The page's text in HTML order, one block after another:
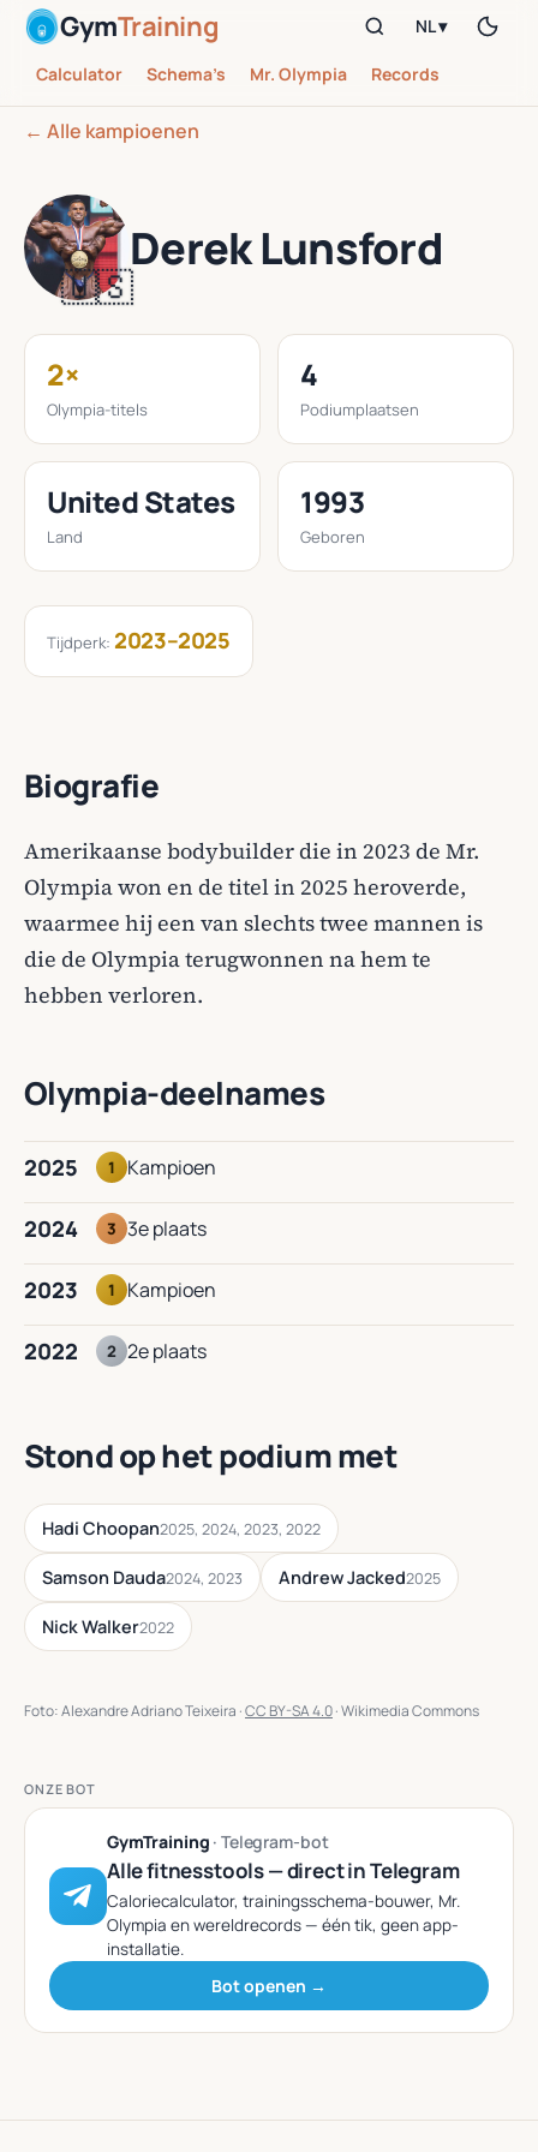
GymTraining
Calculator Schema’s Mr. Olympia Records
NL ▾
← Alle kampioenen
🇺🇸
Derek Lunsford
2×
Olympia-titels
4
Podiumplaatsen
United States
Land
1993
Geboren
Tijdperk: 2023–2025
Biografie
Amerikaanse bodybuilder die in 2023 de Mr.
Olympia won en de titel in 2025 heroverde,
waarmee hij een van slechts twee mannen is
die de Olympia terugwonnen na hem te
hebben verloren.
Olympia-deelnames
2025 1 Kampioen
2024 3 3e plaats
2023 1 Kampioen
2022 2 2e plaats
Stond op het podium met
Hadi Choopan2025, 2024, 2023, 2022
Samson Dauda2024, 2023 Andrew Jacked2025
Nick Walker2022
Foto: Alexandre Adriano Teixeira ·CC BY-SA 4.0· Wikimedia Commons
ONZE BOT
GymTraining · Telegram-bot
Alle fitnesstools — direct in Telegram
Caloriecalculator, trainingsschema-bouwer, Mr.
Olympia en wereldrecords — één tik, geen app-
installatie.
Bot openen →